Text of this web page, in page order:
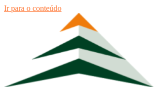
Ir para o conteúdo